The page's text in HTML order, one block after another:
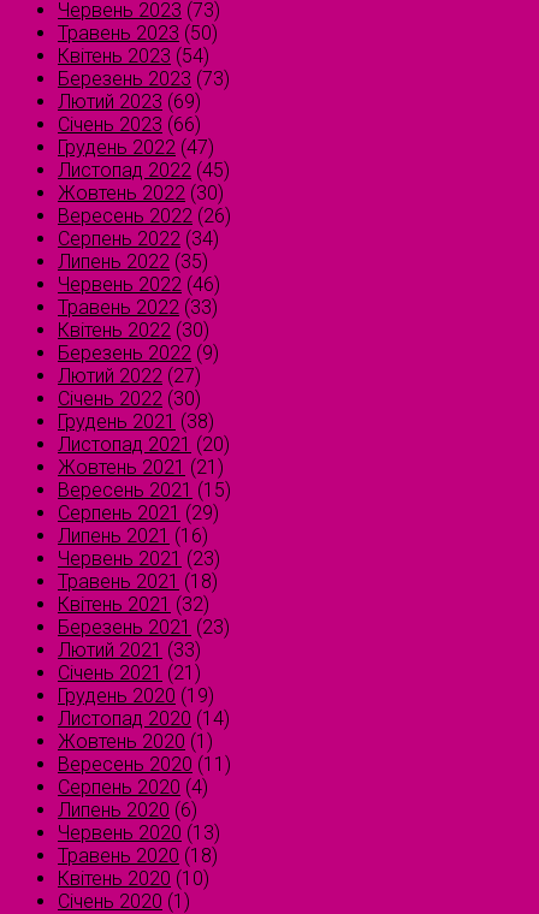
Червень 2023 (73)
Травень 2023 (50)
Квітень 2023 (54)
Березень 2023 (73)
Лютий 2023 (69)
Січень 2023 (66)
Грудень 2022 (47)
Листопад 2022 (45)
Жовтень 2022 (30)
Вересень 2022 (26)
Серпень 2022 (34)
Липень 2022 (35)
Червень 2022 (46)
Травень 2022 (33)
Квітень 2022 (30)
Березень 2022 (9)
Лютий 2022 (27)
Січень 2022 (30)
Грудень 2021 (38)
Листопад 2021 (20)
Жовтень 2021 (21)
Вересень 2021 (15)
Серпень 2021 (29)
Липень 2021 (16)
Червень 2021 (23)
Травень 2021 (18)
Квітень 2021 (32)
Березень 2021 (23)
Лютий 2021 (33)
Січень 2021 (21)
Грудень 2020 (19)
Листопад 2020 (14)
Жовтень 2020 (1)
Вересень 2020 (11)
Серпень 2020 (4)
Липень 2020 (6)
Червень 2020 (13)
Травень 2020 (18)
Квітень 2020 (10)
Січень 2020 (1)